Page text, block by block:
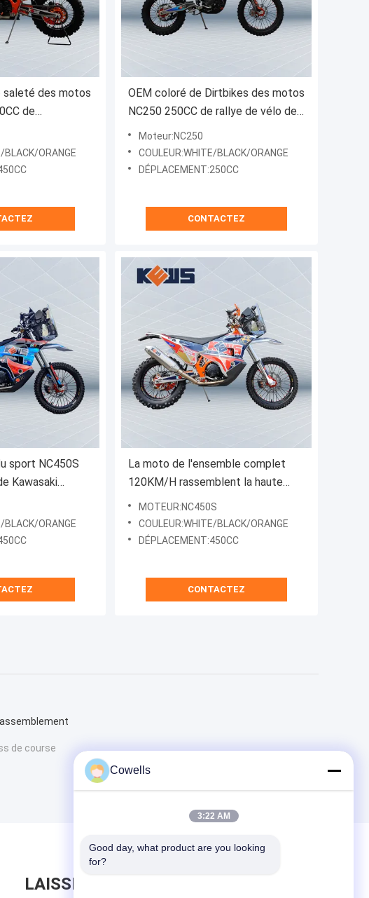
saleté des motos
de
Kews K25 haut
lithium
BLACK/ORANGE
OEM coloré de Dirtbikes des motos
NC250 250CC de rallye de vélo de
motocross
Moteur:NC250
COULEUR:WHITE/BLACK/ORANGE
DÉPLACEMENT:250CC
CONTACTEZ
sport NC450S
Kawasaki
BLACK/ORANGE
La moto de l'ensemble complet
120KM/H rassemblent la haute
motocyclette de levier de 450 de
cc vélos de saleté
MOTEUR:NC450S
COULEUR:WHITE/BLACK/ORANGE
DÉPLACEMENT:450CC
CONTACTEZ
de course
LAISSEZ UN MESSAGE
Cowells
3:22 AM
Good day, what product are you looking
for?